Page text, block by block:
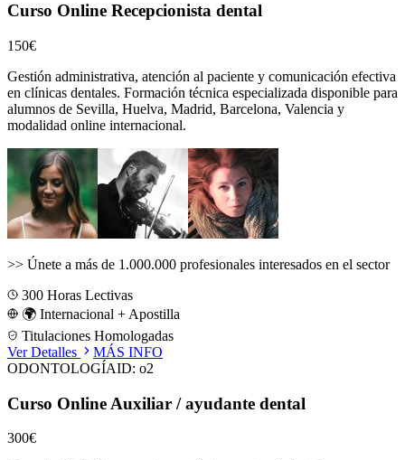
Curso Online Recepcionista dental
150€
Gestión administrativa, atención al paciente y comunicación efectiva
en clínicas dentales. Formación técnica especializada disponible para
alumnos de Sevilla, Huelva, Madrid, Barcelona, Valencia y
modalidad online internacional.
>> Únete a más de 1.000.000 profesionales interesados en el sector
300 Horas Lectivas
🌍 Internacional + Apostilla
Titulaciones Homologadas
Ver Detalles
MÁS INFO
ODONTOLOGÍAID: o2
Curso Online Auxiliar / ayudante dental
300€